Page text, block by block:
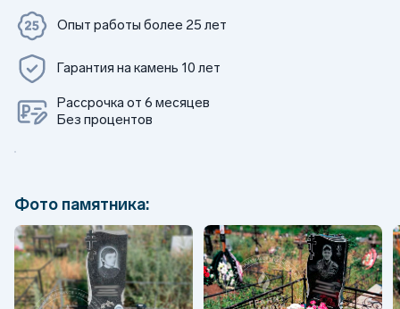
Опыт работы более 25 лет
Гарантия на камень 10 лет
Рассрочка от 6 месяцев
Без процентов
Фото памятника: